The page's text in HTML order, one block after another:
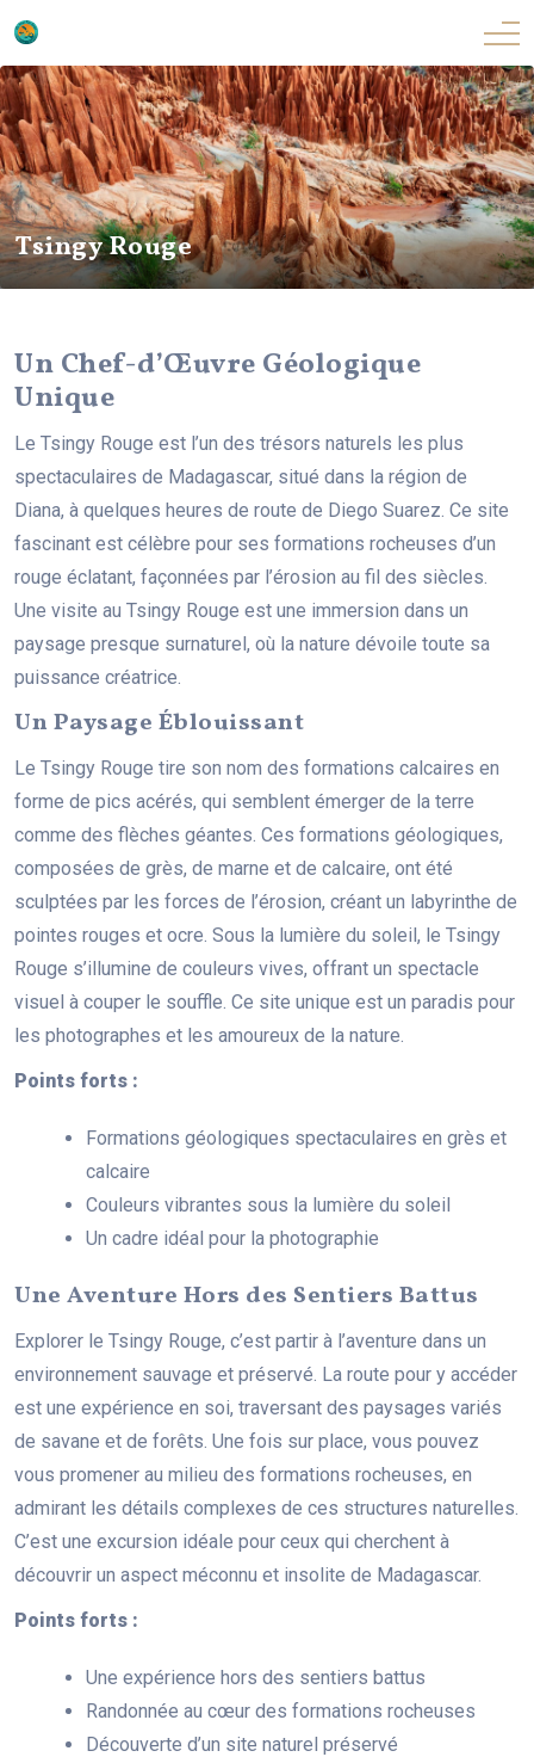
Tsingy Rouge
Un Chef-d’Œuvre Géologique
Unique
Le Tsingy Rouge est l’un des trésors naturels les plus
spectaculaires de Madagascar, situé dans la région de
Diana, à quelques heures de route de Diego Suarez. Ce site
fascinant est célèbre pour ses formations rocheuses d’un
rouge éclatant, façonnées par l’érosion au fil des siècles.
Une visite au Tsingy Rouge est une immersion dans un
paysage presque surnaturel, où la nature dévoile toute sa
puissance créatrice.
Un Paysage Éblouissant
Le Tsingy Rouge tire son nom des formations calcaires en
forme de pics acérés, qui semblent émerger de la terre
comme des flèches géantes. Ces formations géologiques,
composées de grès, de marne et de calcaire, ont été
sculptées par les forces de l’érosion, créant un labyrinthe de
pointes rouges et ocre. Sous la lumière du soleil, le Tsingy
Rouge s’illumine de couleurs vives, offrant un spectacle
visuel à couper le souffle. Ce site unique est un paradis pour
les photographes et les amoureux de la nature.
Points forts :
Formations géologiques spectaculaires en grès et
calcaire
Couleurs vibrantes sous la lumière du soleil
Un cadre idéal pour la photographie
Une Aventure Hors des Sentiers Battus
Explorer le Tsingy Rouge, c’est partir à l’aventure dans un
environnement sauvage et préservé. La route pour y accéder
est une expérience en soi, traversant des paysages variés
de savane et de forêts. Une fois sur place, vous pouvez
vous promener au milieu des formations rocheuses, en
admirant les détails complexes de ces structures naturelles.
C’est une excursion idéale pour ceux qui cherchent à
découvrir un aspect méconnu et insolite de Madagascar.
Points forts :
Une expérience hors des sentiers battus
Randonnée au cœur des formations rocheuses
Découverte d’un site naturel préservé